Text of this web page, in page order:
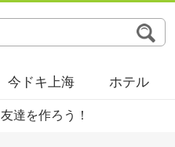
今ドキ上海 ホテル
友達を作ろう！